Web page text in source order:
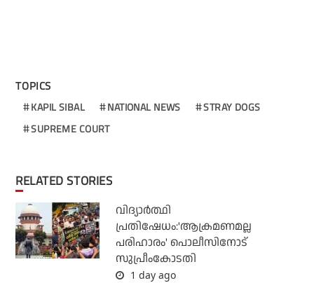
TOPICS
KAPIL SIBAL NATIONAL NEWS
STRAY DOGS
SUPREME COURT
RELATED STORIES
വിദ്യാര്‍ത്ഥി
പ്രതിഷേധം:'ആക്രമണമല്ല
പരിഹാരം' പൊലീസിനോട്
സുപ്രീംകോടതി
1 day ago